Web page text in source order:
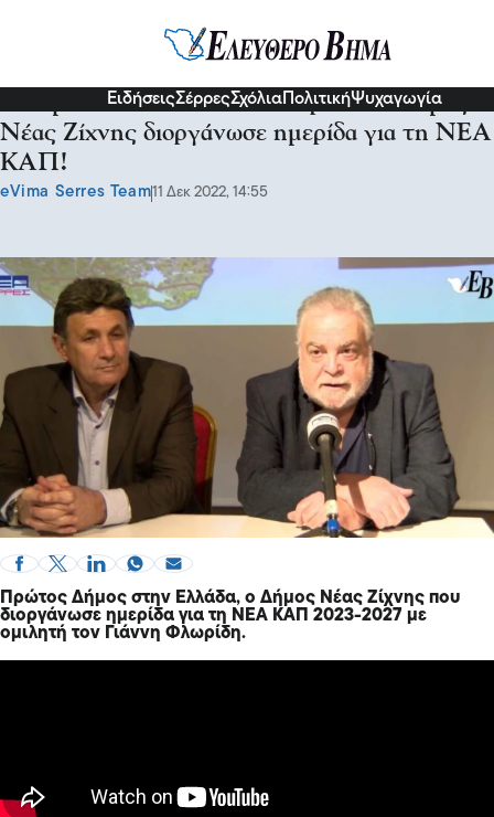
ΕιδήσειςΣέρρεςΣχόλια ΠολιτικήΨυχαγωγία
Με ομιλητή τον Γιάννη Φλωρίδη: Ο Δήμος
Νέας Ζίχνης διοργάνωσε ημερίδα για τη ΝΕΑ
ΚΑΠ!
eVima Serres Team11 Δεκ 2022, 14:55
Πρώτος Δήμος στην Ελλάδα, ο Δήμος Νέας Ζίχνης που
διοργάνωσε ημερίδα για τη ΝΕΑ ΚΑΠ 2023-2027 με
ομιλητή τον Γιάννη Φλωρίδη.